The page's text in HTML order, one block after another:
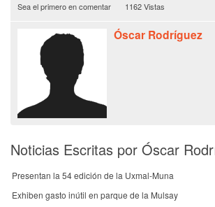
Sea el primero en comentar 1162 Vistas
Óscar Rodríguez
Noticias Escritas por Óscar
Presentan la 54 edición de la Uxmal-Muna
Exhiben gasto inútil en parque de la Mulsay